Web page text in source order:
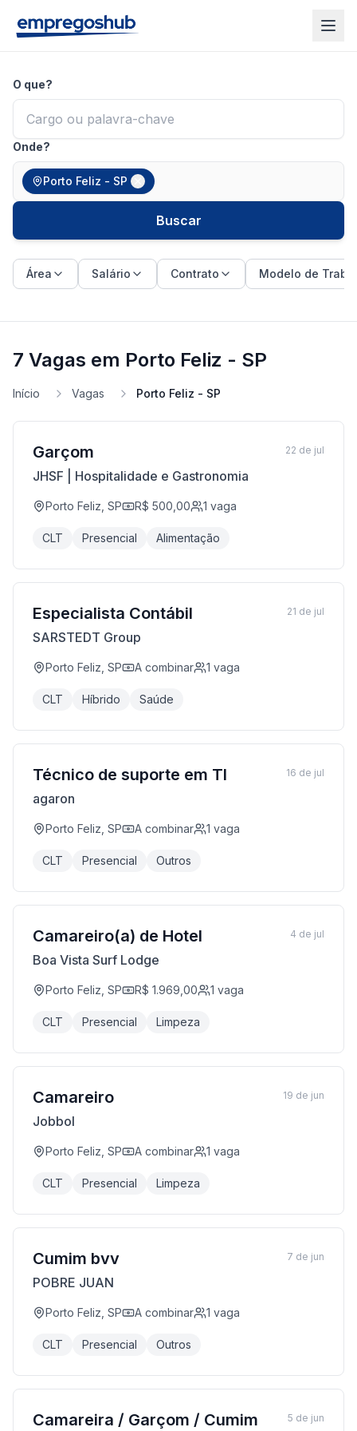
O que?
Onde?
Porto Feliz - SP
Buscar
Área Salário Contrato Modelo de
7 Vagas em Porto Feliz - SP
Início Vagas Porto Feliz - SP
Garçom
JHSF | Hospitalidade e Gastronomia
Porto Feliz, SP R$ 500,00 1 vaga
CLT Presencial Alimentação
22 de jul
Especialista Contábil
SARSTEDT Group
Porto Feliz, SP A combinar 1 vaga
CLT Híbrido Saúde
21 de jul
Técnico de suporte em TI
agaron
Porto Feliz, SP A combinar 1 vaga
CLT Presencial Outros
16 de jul
Camareiro(a) de Hotel
Boa Vista Surf Lodge
Porto Feliz, SP R$ 1.969,00 1 vaga
CLT Presencial Limpeza
4 de jul
Camareiro
Jobbol
Porto Feliz, SP A combinar 1 vaga
CLT Presencial Limpeza
19 de jun
Cumim bvv
POBRE JUAN
Porto Feliz, SP A combinar 1 vaga
CLT Presencial Outros
7 de jun
Camareira / Garçom / Cumim 5 de jun